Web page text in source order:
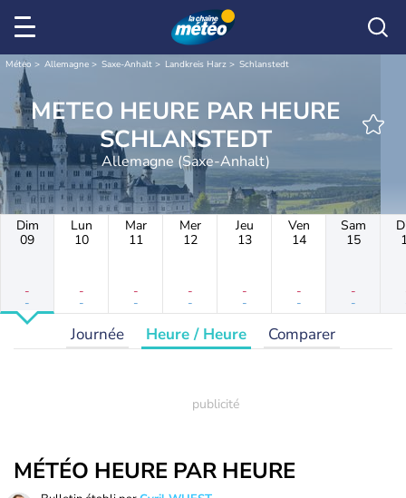
Météo Allemagne Saxe-Anhalt Landkreis Harz Schlanstedt
METEO HEURE PAR HEURE
SCHLANSTEDT
Allemagne (Saxe-Anhalt)
Dim
09
-
-
Lun
10
-
-
Mar
11
-
-
Mer
12
-
-
Jeu
13
-
-
Ven
14
-
-
Sam
15
-
-
Journée Heure / Heure Comparer
MÉTÉO HEURE PAR HEURE